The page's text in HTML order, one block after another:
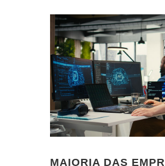
MAIORIA DAS